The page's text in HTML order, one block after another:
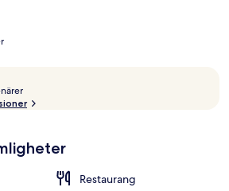
resenärer. Kollektivtrafik finns i närheten.
spårvagnsstation tar det 3 minuter att
är det 4 minuter.
o
b
Restaurang